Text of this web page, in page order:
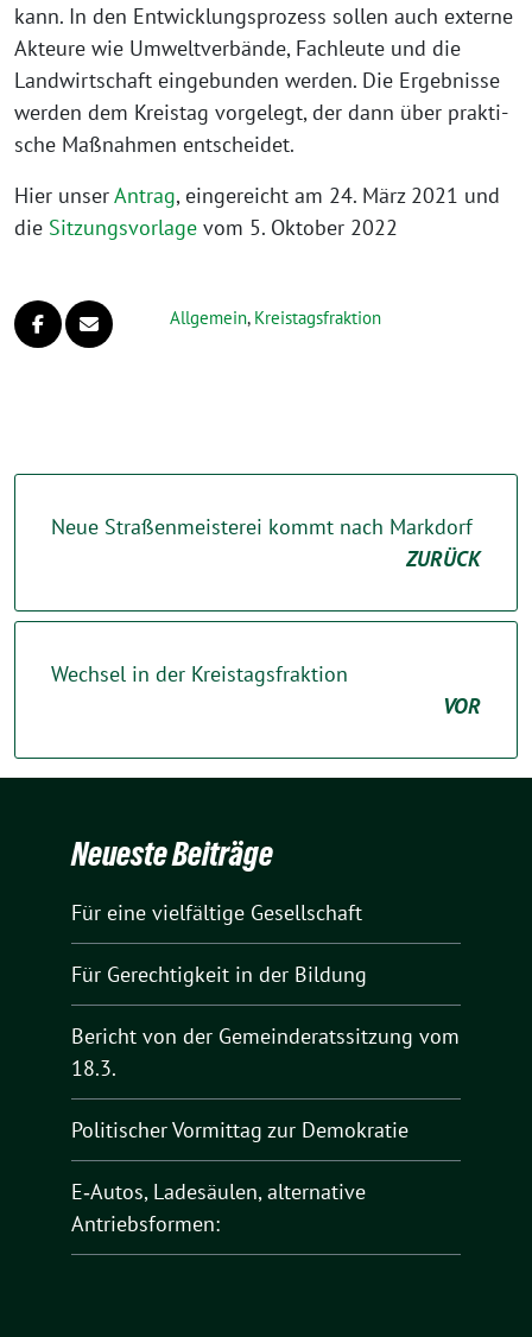
kann. In den Entwicklungsprozess sol­len auch exter­ne
Akteure wie Umweltverbände, Fachleute und die
Landwirtschaft ein­ge­bun­den wer­den. Die Ergebnisse
wer­den dem Kreistag vor­ge­legt, der dann über prak­ti­
sche Maßnahmen entscheidet.
Hier unserAntrag, ein­ge­reicht am 24. März 2021 und
die Sitzungsvorlage vom 5. Oktober 2022
Allgemein, Kreistagsfraktion
Neue Straßenmeisterei kommt nach Markdorf
ZURÜCK
Wechsel in der Kreistagsfraktion
VOR
Neueste Beiträge
Für eine vielfältige Gesellschaft
Für Gerechtigkeit in der Bildung
Bericht von der Gemeinderatssitzung vom
18.3.
Politischer Vormittag zur Demokratie
E‑Autos, Ladesäulen, alternative
Antriebsformen: